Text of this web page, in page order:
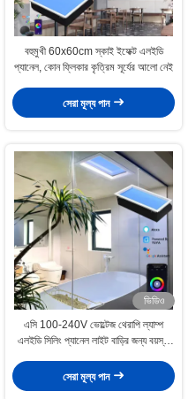
বহুমুখী 60x60cm স্কাই ইফেক্ট এলইডি
প্যানেল, কোন ফ্লিকার কৃত্রিম সূর্যের আলো নেই
সেরা মূল্য পান
ভিডিও
এসি 100-240V ভোল্টেজ থেরাপি ল্যাম্প
এলইডি সিলিং প্যানেল লাইট বাড়ির জন্য বয়স্ক
সেরা মূল্য পান